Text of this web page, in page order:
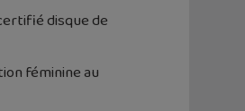
disque de
féminine au